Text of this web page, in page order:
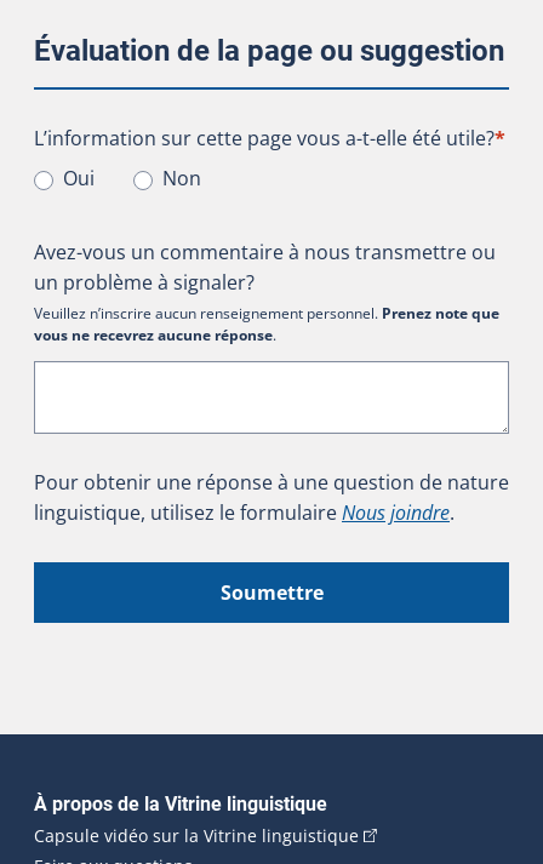
Évaluation de la page ou suggestion
L’information sur cette page vous a-t-elle été utile?
L’information sur cette page vous a-t-elle été utile?*
Oui
Non
Avez-vous un commentaire à nous transmettre ou
un problème à signaler?
Veuillez n’inscrire aucun renseignement personnel. Prenez note que
vous ne recevrez aucune réponse.
Pour obtenir une réponse à une question de nature
linguistique, utilisez le formulaireNous joindre.
Soumettre
Navigation principale
À propos de la Vitrine linguistique
Capsule vidéo sur la Vitrine linguistique(Cet hyperlien